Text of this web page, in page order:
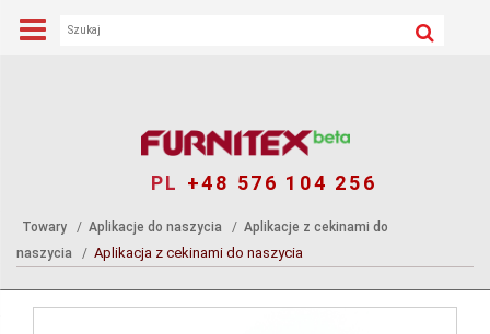
PL +48 576 104 256
Towary Aplikacje do naszycia
Aplikacje z cekinami do
naszycia
Aplikacja z cekinami do naszycia